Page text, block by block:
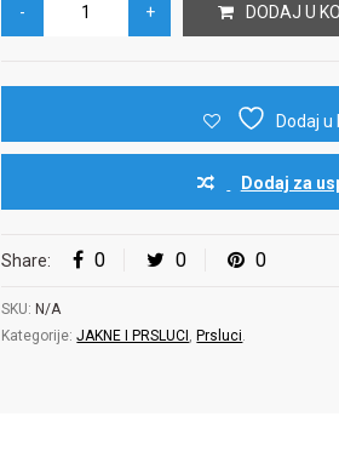
DODAJ U
Dodaj u
Dodaj za
Share: 0 0 0
SKU: N/A
Kategorije:JAKNE I PRSLUCI , Prsluci.